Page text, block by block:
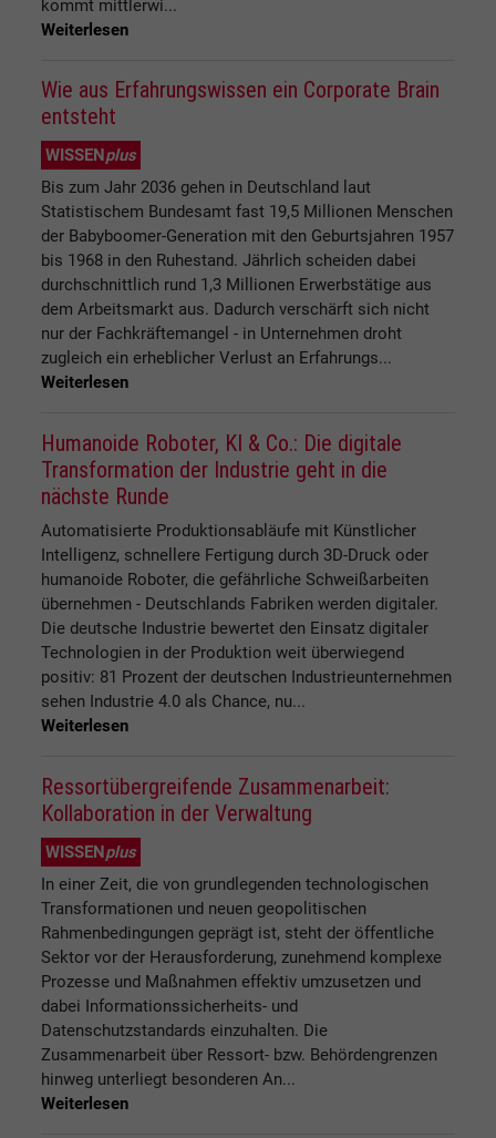
kommt mittlerwi...
Weiterlesen
Wie aus Erfahrungswissen ein Corporate Brain
entsteht
WISSEN plus
Bis zum Jahr 2036 gehen in Deutschland laut
Statistischem Bundesamt fast 19,5 Millionen Menschen
der Babyboomer-Generation mit den Geburtsjahren 1957
bis 1968 in den Ruhestand. Jährlich scheiden dabei
durchschnittlich rund 1,3 Millionen Erwerbstätige aus
dem Arbeitsmarkt aus. Dadurch verschärft sich nicht
nur der Fachkräftemangel - in Unternehmen droht
zugleich ein erheblicher Verlust an Erfahrungs...
Weiterlesen
Humanoide Roboter, KI & Co.: Die digitale
Transformation der Industrie geht in die
nächste Runde
Automatisierte Produktionsabläufe mit Künstlicher
Intelligenz, schnellere Fertigung durch 3D-Druck oder
humanoide Roboter, die gefährliche Schweißarbeiten
übernehmen - Deutschlands Fabriken werden digitaler.
Die deutsche Industrie bewertet den Einsatz digitaler
Technologien in der Produktion weit überwiegend
positiv: 81 Prozent der deutschen Industrieunternehmen
sehen Industrie 4.0 als Chance, nu...
Weiterlesen
Ressortübergreifende Zusammenarbeit:
Kollaboration in der Verwaltung
WISSENplus
In einer Zeit, die von grundlegenden technologischen
Transformationen und neuen geopolitischen
Rahmenbedingungen geprägt ist, steht der öffentliche
Sektor vor der Herausforderung, zunehmend komplexe
Prozesse und Maßnahmen effektiv umzusetzen und
dabei Informationssicherheits- und
Datenschutzstandards einzuhalten. Die
Zusammenarbeit über Ressort- bzw. Behördengrenzen
hinweg unterliegt besonderen An...
Weiterlesen